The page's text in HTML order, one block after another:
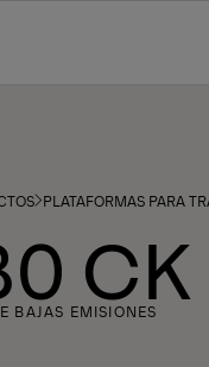
PLATAFORMAS PARA
BAJAS EMISIONES